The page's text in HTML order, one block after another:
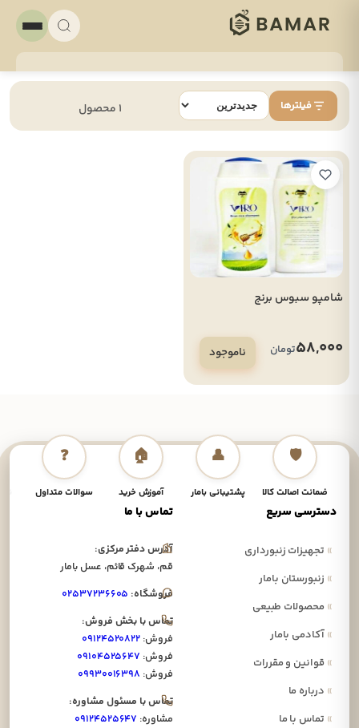
فیلترها
شامپو سبوس برنج
58,000تومان ناموجود
🛡️
ضمانت اصالت کالا
👤
پشتیبانی بامار
🏠
آموزش خرید
❓
سوالات متداول
دسترسی سریع
»تجهیزات زنبورداری
»زنبورستان بامار
»محصولات طبیعی
»آکادمی بامار
»قوانین و مقررات
»درباره ما
»تماس با ما
تماس با ما
آدرس دفتر مرکزی:
قم، شهرک قائم، عسل بامار
فروشگاه: ۰۲۵۳۷۲۳۶۶۰۵
تماس با بخش فروش:
فروش: ۰۹۱۲۴۵۲۰۸۲۲
فروش: ۰۹۱۰۴۵۲۵۶۴۷
فروش: ۰۹۹۳۰۰۱۶۳۹۸
تماس با مسئول مشاوره:
مشاوره: ۰۹۱۲۴۵۲۵۶۴۷